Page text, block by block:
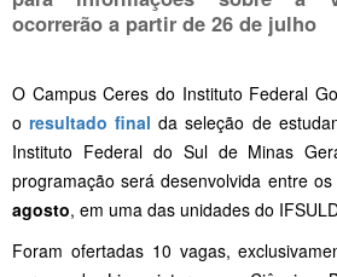
ocorrerão a partir de 26 de julho
O Campus Ceres do Instituto Federal
oresultado final da seleção de
Instituto Federal do Sul de Minas
programação será desenvolvida entre
agosto, em uma das unidades do
Foram ofertadas 10 vagas,